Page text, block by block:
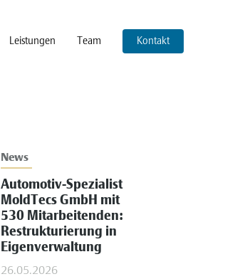
Leistungen Team Kontakt
News
Automotiv-Spezialist
MoldTecs GmbH mit
530 Mitarbeitenden:
Restrukturierung in
Eigenverwaltung
26.05.2026